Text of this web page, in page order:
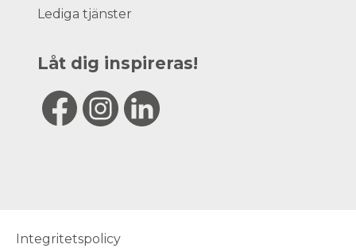
Lediga tjänster
Låt dig inspireras!
Integritetspolicy